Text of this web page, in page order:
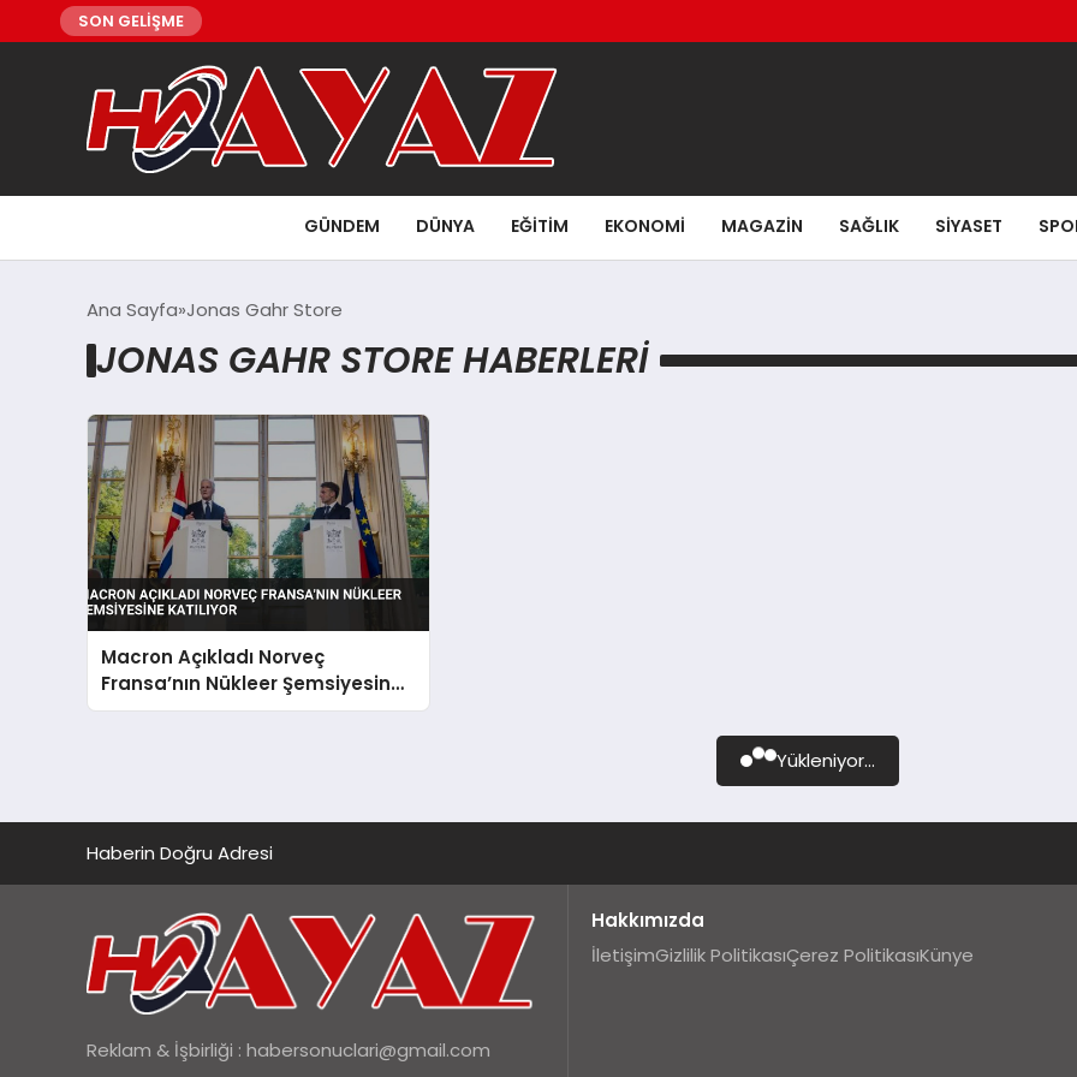
SON GELİŞME
GÜNDEM DÜNYA EĞITIM EKONOMI MAGAZIN SAĞLIK SIYASET
Ana Sayfa Jonas Gahr Store
JONAS GAHR STORE HABERLERI
Macron Açıkladı Norveç
Fransa’nın Nükleer Şemsiyesine
Katılıyor
Yükleniyor...
Haberin Doğru Adresi
Reklam & İşbirliği : habersonuclari@gmail.com
Hakkımızda
İletişimGizlilik PolitikasıÇerez PolitikasıKünye